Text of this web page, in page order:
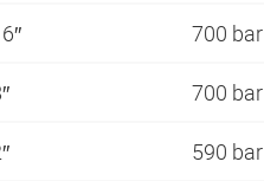
700 bar
700 bar
590 bar